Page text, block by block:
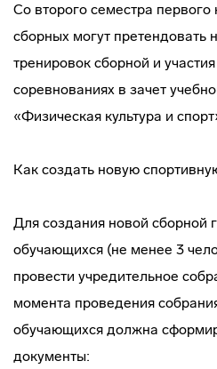
Со второго семестра первого
сборных могут претендовать
тренировок сборной и
соревнованиях в зачет
«Физическая культура и
Как создать новую
Для создания новой сборной
обучающихся (не менее 3
провести учредительное
момента проведения
обучающихся должна
документы: